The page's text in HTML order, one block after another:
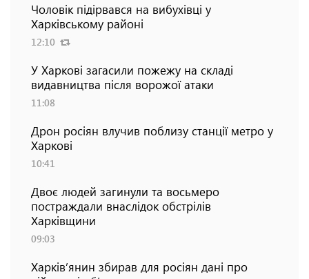
Чоловік підірвався на вибухівці у
Харківському районі
12:10
У Харкові загасили пожежу на складі
видавництва після ворожої атаки
11:08
Дрон росіян влучив поблизу станції метро у
Харкові
10:41
Двоє людей загинули та восьмеро
постраждали внаслідок обстрілів
Харківщини
09:03
Харків’янин збирав для росіян дані про